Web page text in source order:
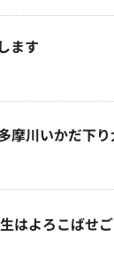
ます
摩川いかだ下
はよろこばせ